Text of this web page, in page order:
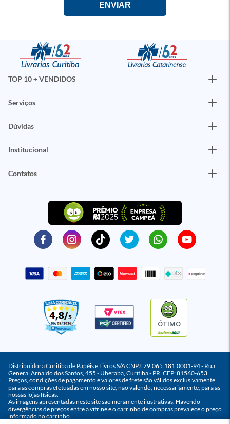
TOP 10 + VENDIDOS
Serviços
Dúvidas
Institucional
Contatos
ÓTIMO
Distribuidora Curitiba de Papéis e Livros S/A CNPJ: 79.065.181.0001-94 - Rua
General Arnaldo dos Santos, 455 - Uberaba, Curitiba - PR, CEP: 81560-653
Preços, condições de pagamento e valores de frete são válidos exclusivamente
para as compras efetuadas em nosso site, não valendo, necessariamente, para as
nossas lojas físicas.
As imagens apresentadas neste site são meramente ilustrativas. Havendo
divergências de preços entre a vitrine e o carrinho de compras prevalece o preço
informado no carrinho.